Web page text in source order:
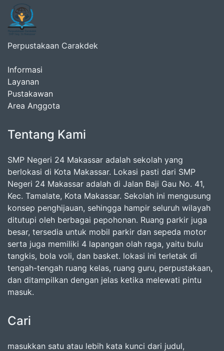
Perpustakaan Carakdek
Informasi
Layanan
Pustakawan
Area Anggota
Tentang Kami
SMP Negeri 24 Makassar adalah sekolah yang
berlokasi di Kota Makassar. Lokasi pasti dari SMP
Negeri 24 Makassar adalah di Jalan Baji Gau No. 41,
Kec. Tamalate, Kota Makassar. Sekolah ini mengusung
konsep penghijauan, sehingga hampir seluruh wilayah
ditutupi oleh berbagai pepohonan. Ruang parkir juga
besar, tersedia untuk mobil parkir dan sepeda motor
serta juga memiliki 4 lapangan olah raga, yaitu bulu
tangkis, bola voli, dan basket. lokasi ini terletak di
tengah-tengah ruang kelas, ruang guru, perpustakaan,
dan ditampilkan dengan jelas ketika melewati pintu
masuk.
Cari
masukkan satu atau lebih kata kunci dari judul,